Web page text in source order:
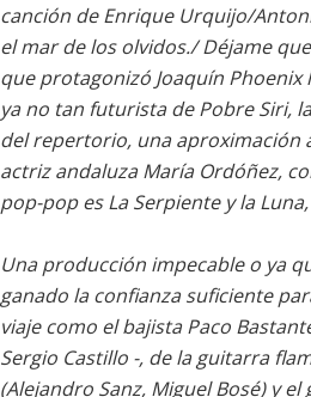
canción de Enrique Urquijo/
el mar de los olvidos./ Déjame
que protagonizó Joaquín
ya no tan futurista de Pobre Siri,
del repertorio, una aproximación
actriz andaluza María Ordóñez,
pop-pop es La Serpiente y la
Una producción impecable o ya
ganado la confianza suficiente
viaje como el bajista Paco
Sergio Castillo -, de la guitarra
(Alejandro Sanz, Miguel Bosé) y